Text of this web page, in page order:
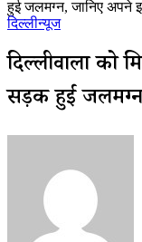
हुई जलमग्न, जानिए अपने
दिल्लीन्यूज
दिल्लीवालों को
सड़कें हुई